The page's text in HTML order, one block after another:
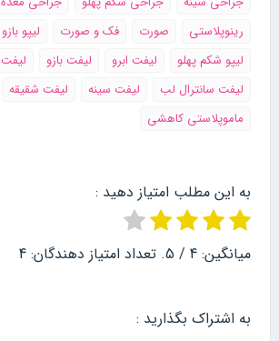
رینوپلاستی
صورت فک و صورت لیپو بازو
لیپو شکم پهلو
لیفت ابرو لیفت بازو
لیفت سانترال لب
لیفت سینه لیفت شقیقه
ماموپلاستی کاهشی
به این مطلب امتیاز دهید :
میانگین:4 / 5. تعداد امتیاز دهندگان: 4
به اشتراک بگذارید :